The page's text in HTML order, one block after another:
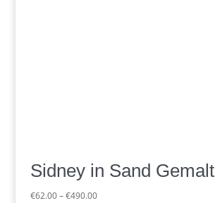
Sidney in Sand Gemalt
€62.00 –€490.00Preisspanne: